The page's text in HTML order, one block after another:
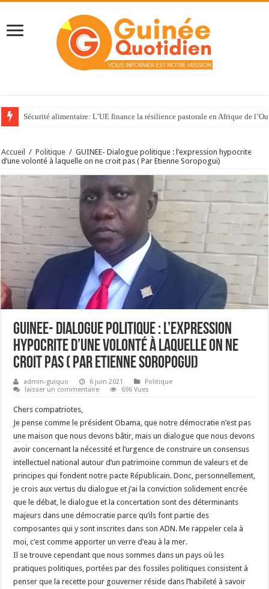
Sécurité alimentaire: L’UE finance la résilience pastorale en Afrique de
Accueil / Politique / GUINEE- Dialogue politique : l’expression hypocrite
d’une volonté à laquelle on ne croit pas ( Par Etienne Soropogui)
GUINEE- Dialogue politique : l’expression
hypocrite d’une volonté à laquelle on ne
croit pas ( Par Etienne Soropogui)
admin-guiquo 6 juin 2021
Politique
laisser un commentaire
696 Vues
Chers compatriotes,
Je pense comme le président Obama, que notre démocratie n’est pas
une maison que nous devons bâtir, mais un dialogue que nous devons
avoir concernant la nécessité et l’urgence de construire un consensus
intellectuel national autour d’un patrimoine commun de valeurs et de
principes qui fondent notre pacte Républicain. Donc, personnellement,
je crois aux vertus du dialogue et j’ai la conviction solidement encrée
que le débat, le dialogue et la concertation sont des déterminants
majeurs dans une démocratie parce qu’ils font partie des
composantes qui y sont inscrites dans son ADN. Me rappeler cela à
moi, c’est comme apporter un verre d’eau à la mer.
Il se trouve cependant que nous sommes dans un pays où les
pratiques politiques, portées par des fossiles politiques consistent à
penser que la recette pour gouverner réside dans l’habileté à savoir